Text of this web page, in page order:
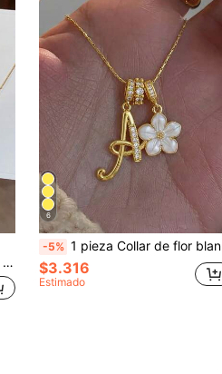
6
-5% 1 pieza Collar de flor blanca de cinco pétalos con inicial personalizada estilo Y2K para mujeres y niñas
$3.316
Estimado